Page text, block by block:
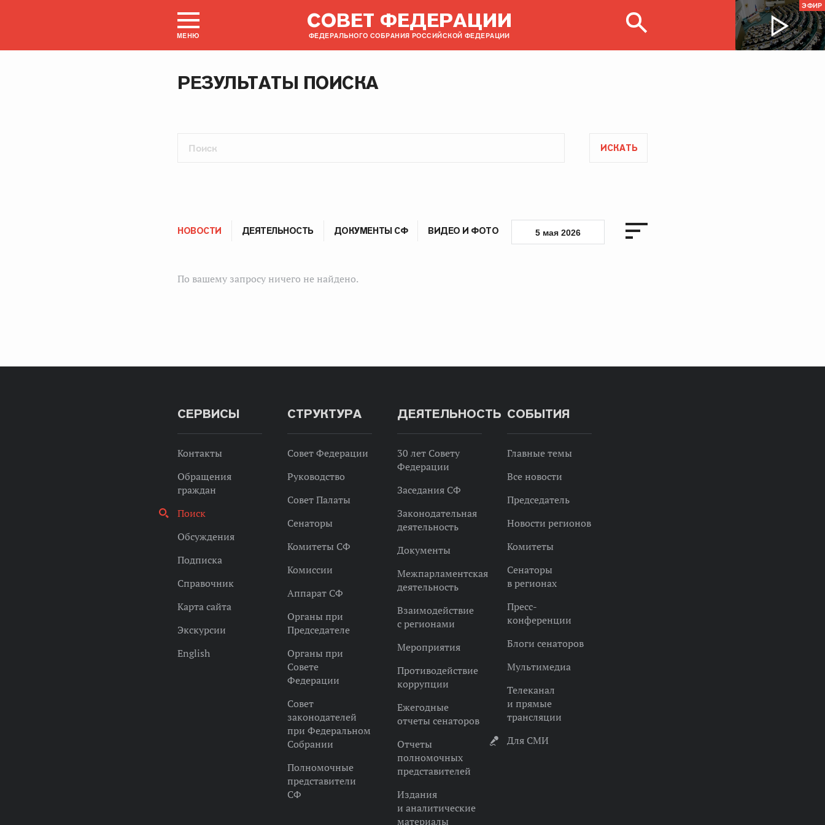
МЕНЮ
СОВЕТ ФЕДЕРАЦИИ
ФЕДЕРАЛЬНОГО СОБРАНИЯ РОССИЙСКОЙ ФЕДЕРАЦИИ
ЭФИР
РЕЗУЛЬТАТЫ ПОИСКА
ИСКАТЬ
НОВОСТИ ДЕЯТЕЛЬНОСТЬ ДОКУМЕНТЫ СФ ВИДЕО И ФОТО 5 мая 2026
По вашему запросу ничего не найдено.
СЕРВИСЫ
Контакты
Обращения
граждан
Поиск
Обсуждения
Подписка
Справочник
Карта сайта
Экскурсии
English
СТРУКТУРА
Совет Федерации
Руководство
Совет Палаты
Сенаторы
Комитеты СФ
Комиссии
Аппарат СФ
Органы при
Председателе
Органы при
Совете
Федерации
Совет
законодателей
при Федеральном
Собрании
Полномочные
представители
СФ
ДЕЯТЕЛЬНОСТЬ
30 лет Совету
Федерации
Заседания СФ
Законодательная
деятельность
Документы
Межпарламентская
деятельность
Взаимодействие
с регионами
Мероприятия
Противодействие
коррупции
Ежегодные
отчеты сенаторов
Отчеты
полномочных
представителей
Издания
и аналитические
материалы
СОБЫТИЯ
Главные темы
Все новости
Председатель
Новости регионов
Комитеты
Сенаторы
в регионах
Пресс-
конференции
Блоги сенаторов
Мультимедиа
Телеканал
и прямые
трансляции
Для СМИ